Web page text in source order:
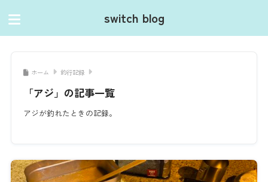
switch blog
ホーム 釣行記録
「アジ」の記事一覧
アジが釣れたときの記録。